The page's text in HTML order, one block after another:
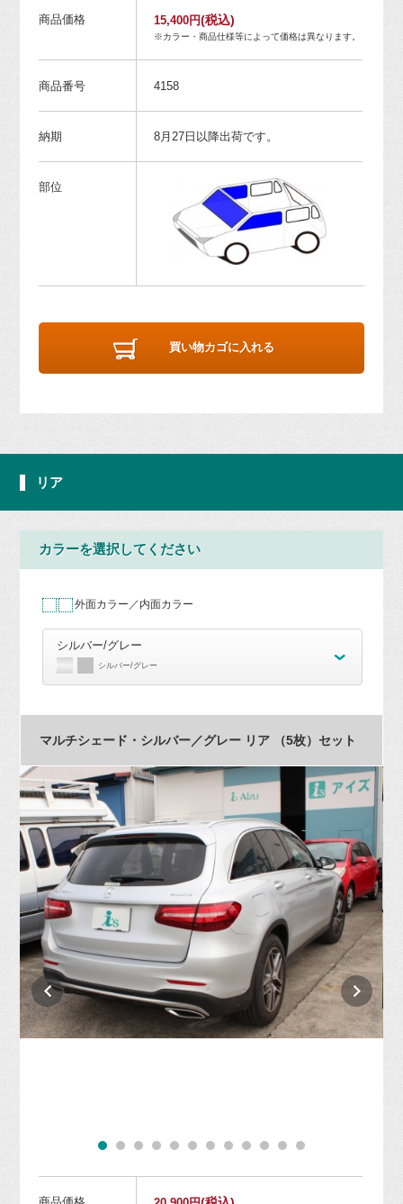
商品価格 15,400円(税込)
※カラー・商品仕様等によって価格は異なります。
商品番号 4158
納期 8月27日以降出荷です。
部位
買い物カゴに入れる
リア
カラーを選択してください
外面カラー／内面カラー
シルバー/グレー
シルバー/グレー
マルチシェード・シルバー／グレー リア （5枚）セット